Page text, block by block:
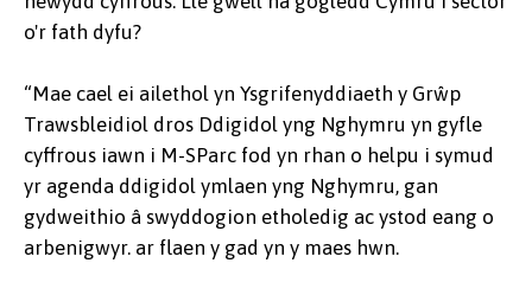
o'r fath dyfu?
“Mae cael ei ailethol yn Ysgrifenyddiaeth y Grŵp
Trawsbleidiol dros Ddigidol yng Nghymru yn gyfle
cyffrous iawn i M-SParc fod yn rhan o helpu i symud
yr agenda ddigidol ymlaen yng Nghymru, gan
gydweithio â swyddogion etholedig ac ystod eang o
arbenigwyr. ar flaen y gad yn y maes hwn.